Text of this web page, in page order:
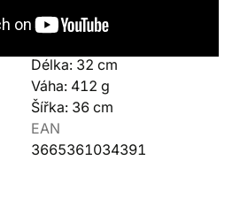
Parametry
Délka: 32 cm
Váha: 412 g
Šířka: 36 cm
EAN
3665361034391